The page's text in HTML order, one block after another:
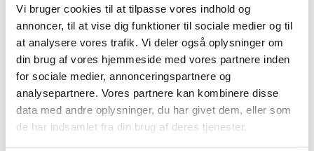
Vi bruger cookies til at tilpasse vores indhold og
annoncer, til at vise dig funktioner til sociale medier og til
at analysere vores trafik. Vi deler også oplysninger om
din brug af vores hjemmeside med vores partnere inden
for sociale medier, annonceringspartnere og
analysepartnere. Vores partnere kan kombinere disse
data med andre oplysninger, du har givet dem, eller som
de har indsamlet fra din brug af deres tjenester.
Derfor var det en stor ære at kunne overrække
ham guldnålen.
Jørn Duffy Villumsen havde desværre ikke
mulighed for at være til stede ved
generalforsamlingen, men deltog i stedet via en
videohilsen.